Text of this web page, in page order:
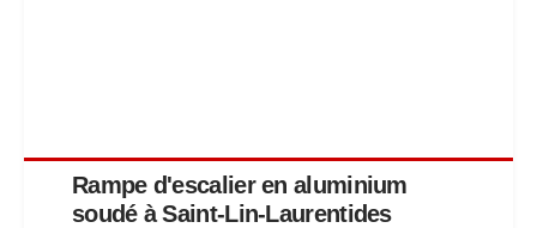
Rampe d'escalier en aluminium
soudé à Saint-Lin-Laurentides